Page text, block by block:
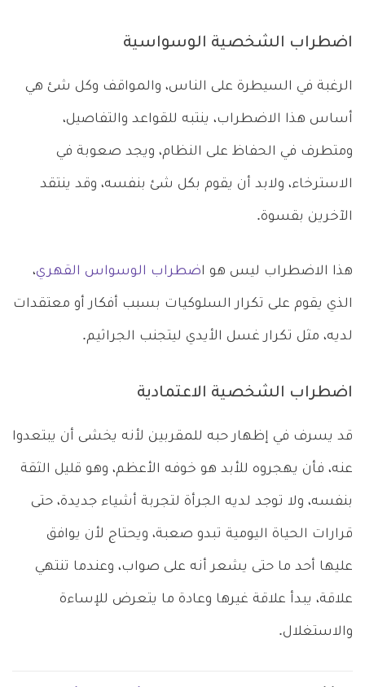
اضطراب الشخصية الوسواسية
الرغبة في السيطرة على الناس، والمواقف وكل شئ هي
أساس هذا الاضطراب، ينتبه للقواعد والتفاصيل،
ومتطرف في الحفاظ على النظام، ويجد صعوبة في
الاسترخاء، ولابد أن يقوم بكل شئ بنفسه، وقد ينتقد
الآخرين بقسوة.
هذا الاضطراب ليس هو اضطراب الوسواس القهري،
الذي يقوم على تكرار السلوكيات بسبب أفكار أو معتقدات
لديه، مثل تكرار غسل الأيدي ليتجنب الجراثيم.
اضطراب الشخصية الاعتمادية
قد يسرف في إظهار حبه للمقربين لأنه يخشى أن يبتعدوا
عنه، فأن يهجروه للأبد هو خوفه الأعظم، وهو قليل الثقة
بنفسه، ولا توجد لديه الجرأة لتجربة أشياء جديدة، حتى
قرارات الحياة اليومية تبدو صعبة، ويحتاج لأن يوافق
عليها أحد ما حتى يشعر أنه على صواب، وعندما تنتهي
علاقة، يبدأ علاقة غيرها وعادة ما يتعرض للإساءة
والاستغلال.